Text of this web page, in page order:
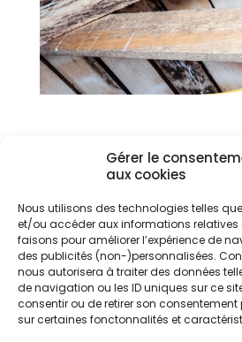
Gérer le
aux cookies
Nous utilisons des technologies telles
et/ou accéder aux informations relatives
faisons pour améliorer l’expérience de
des publicités (non-)personnalisées.
nous autorisera à traiter des données
de navigation ou les ID uniques sur ce
consentir ou de retirer son
sur certaines fonctonnalités et